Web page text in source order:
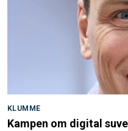
KLUMME
Kampen om digital